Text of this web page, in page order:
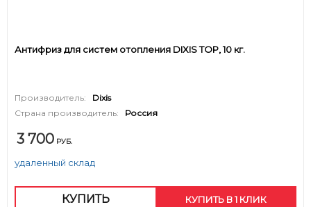
Антифриз для систем отопления DIXIS TOP, 10 кг.
Производитель:
Dixis
Страна производитель:
Россия
3 700 РУБ.
удаленный склад
КУПИТЬ КУПИТЬ В 1 КЛИК